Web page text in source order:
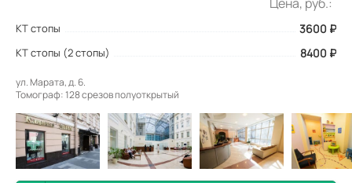
КТ стопы 3600 ₽
КТ стопы (2 стопы) 8400 ₽
ул. Марата, д. 6.
Томограф: 128 срезов полуоткрытый